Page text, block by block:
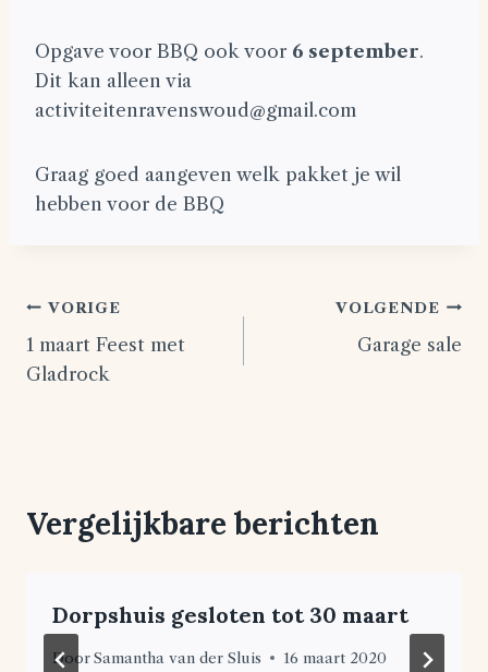
Opgave voor BBQ ook voor 6 september.
Dit kan alleen via
activiteitenravenswoud@gmail.com
Graag goed aangeven welk pakket je wil
hebben voor de BBQ
Bericht
navigatie
VORIGE
1 maart Feest met
Gladrock
VOLGENDE
Garage sale
Vergelijkbare berichten
Dorpshuis gesloten tot 30 maart
DoorSamantha van der Sluis 16 maart 2020